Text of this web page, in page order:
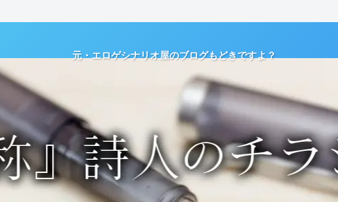
元・エロゲシナリオ屋のブログもどきですよ？